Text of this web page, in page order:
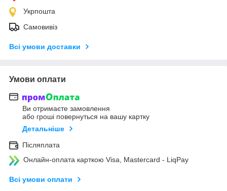
Укрпошта
Самовивіз
Всі умови доставки
Умови оплати
Ви отримаєте замовлення
або гроші повернуться на вашу картку
Детальніше
Післяплата
Онлайн-оплата карткою Visa, Mastercard - LiqPay
Всі умови оплати